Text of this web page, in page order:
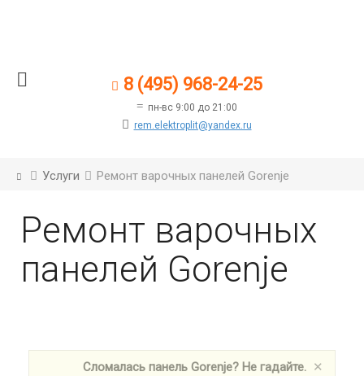
8 (495) 968-24-25
пн-вс 9:00 до 21:00
rem.elektroplit@yandex.ru
Услуги Ремонт варочных панелей Gorenje
Ремонт варочных
панелей Gorenje
Сломалась панель Gorenje? Не гадайте.